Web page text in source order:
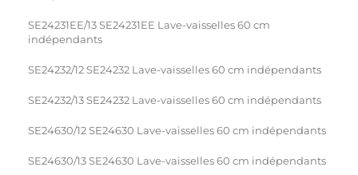
SE24231EE/13 SE24231EE Lave-vaisselles 60 cm
indépendants
SE24232/12 SE24232 Lave-vaisselles 60 cm indépendants
SE24232/13 SE24232 Lave-vaisselles 60 cm indépendants
SE24630/12 SE24630 Lave-vaisselles 60 cm indépendants
SE24630/13 SE24630 Lave-vaisselles 60 cm indépendants